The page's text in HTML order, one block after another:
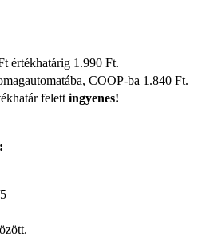
értékhatárig 1.990 Ft.
COOP-ba 1.840 Ft.
felett ingyenes!